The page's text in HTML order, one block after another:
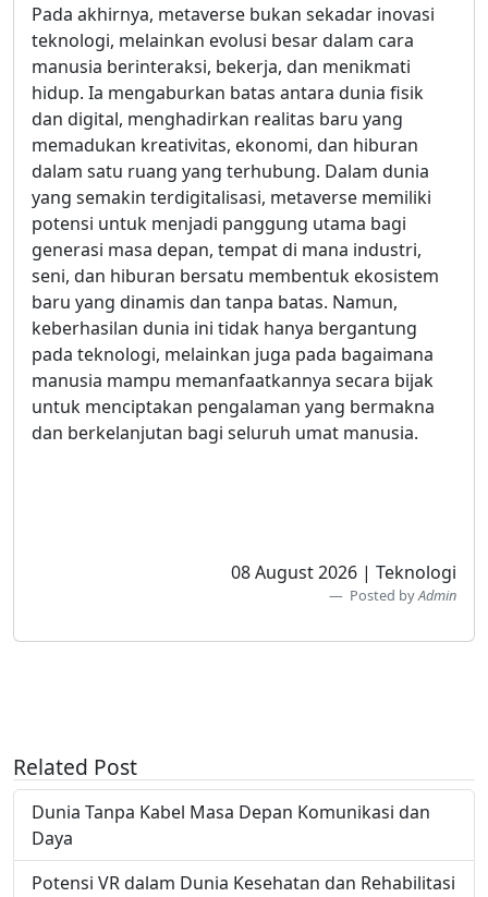
Pada akhirnya, metaverse bukan sekadar inovasi
teknologi, melainkan evolusi besar dalam cara
manusia berinteraksi, bekerja, dan menikmati
hidup. Ia mengaburkan batas antara dunia fisik
dan digital, menghadirkan realitas baru yang
memadukan kreativitas, ekonomi, dan hiburan
dalam satu ruang yang terhubung. Dalam dunia
yang semakin terdigitalisasi, metaverse memiliki
potensi untuk menjadi panggung utama bagi
generasi masa depan, tempat di mana industri,
seni, dan hiburan bersatu membentuk ekosistem
baru yang dinamis dan tanpa batas. Namun,
keberhasilan dunia ini tidak hanya bergantung
pada teknologi, melainkan juga pada bagaimana
manusia mampu memanfaatkannya secara bijak
untuk menciptakan pengalaman yang bermakna
dan berkelanjutan bagi seluruh umat manusia.
08 August 2026 | Teknologi
Posted byAdmin
Related Post
Dunia Tanpa Kabel Masa Depan Komunikasi dan
Daya
Potensi VR dalam Dunia Kesehatan dan Rehabilitasi